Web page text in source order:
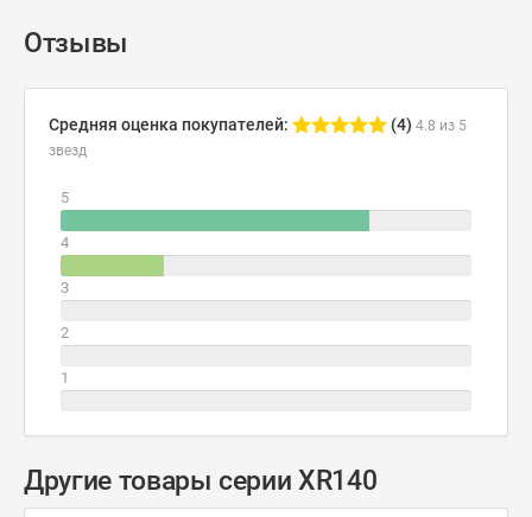
Отзывы
Средняя оценка покупателей: (4) 4.8 из 5
звезд
5
4
3
2
1
Другие товары серии XR140